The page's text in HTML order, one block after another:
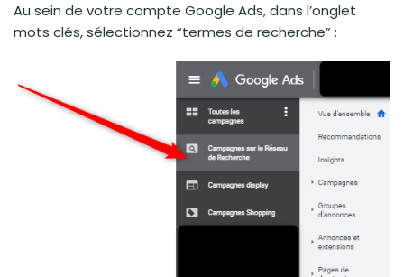
Au sein de votre compte Google Ads, dans l’onglet
mots clés, sélectionnez “termes de recherche” :